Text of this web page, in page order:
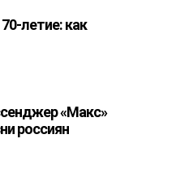
летие: как
«Макс»
россиян